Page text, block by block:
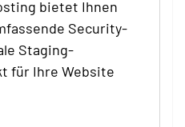
bietet Ihnen
Security-
Staging-
für Ihre Website